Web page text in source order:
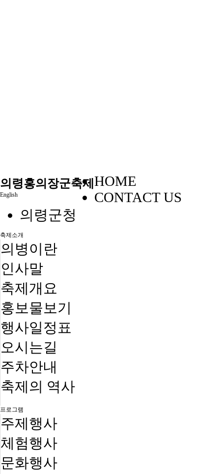
의령홍의장군축제
English
HOME
CONTACT US
의령군청
축제소개
의병이란
인사말
축제개요
홍보물보기
행사일정표
오시는길
주차안내
축제의 역사
프로그램
주제행사
체험행사
문화행사